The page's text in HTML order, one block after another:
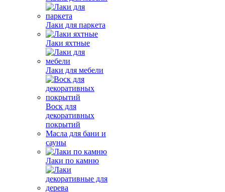
Лаки для паркета
Лаки яхтные
Лаки для мебели
Воск для
декоративных
покрытий
Масла для бани и
сауны
Лаки по камню